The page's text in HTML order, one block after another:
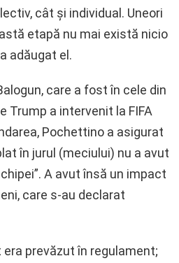
cât şi individual. Uneori
etapă nu mai există nicio
adăugat el.
care a fost în cele din
Trump a intervenit la FIFA
Pochettino a asigurat
în jurul (meciului) nu a avut
A avut însă un impact
care s-au declarat
prevăzut în regulament;